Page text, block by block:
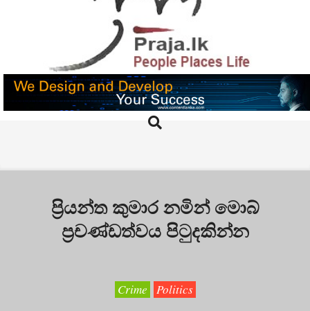
PRAJA.LK
Search
ප්‍රියන්ත කුමාර නමින් මොබ්
ප්‍රචණ්ඩත්වය පිටුදකින්න
Crime Politics